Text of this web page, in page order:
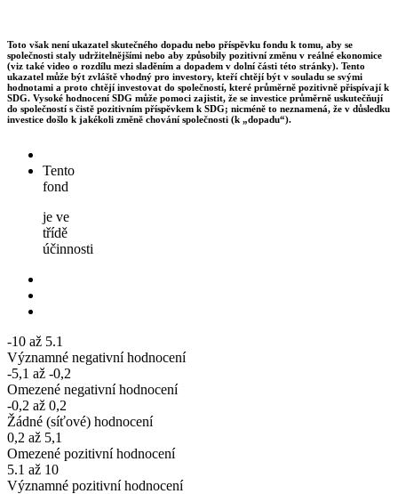
Toto však není ukazatel skutečného dopadu nebo příspěvku fondu k tomu, aby se
společnosti staly udržitelnějšími nebo aby způsobily pozitivní změnu v reálné ekonomice
(viz také video o rozdílu mezi sladěním a dopadem v dolní části této stránky). Tento
ukazatel může být zvláště vhodný pro investory, kteří chtějí být v souladu se svými
hodnotami a proto chtějí investovat do společností, které průměrně pozitivně přispívají k
SDG. Vysoké hodnocení SDG může pomoci zajistit, že se investice průměrně uskutečňují
do společností s čistě pozitivním příspěvkem k SDG; nicméně to neznamená, že v důsledku
investice došlo k jakékoli změně chování společnosti (k „dopadu“).
Tento
fond
je ve
třídě
účinnosti
-10 až 5.1
Významné negativní hodnocení
-5,1 až -0,2
Omezené negativní hodnocení
-0,2 až 0,2
Žádné (síťové) hodnocení
0,2 až 5,1
Omezené pozitivní hodnocení
5.1 až 10
Významné pozitivní hodnocení